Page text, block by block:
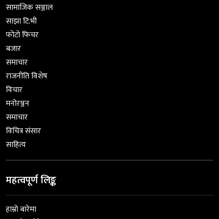
सामाजिक सञ्जाल
साझा टि.भी
फोटो फिचर
बजार
समाचार
राजनीति विशेष
विचार
मनोरञ्जन
समाचार
विचित्र संसार
साहित्य
महत्वपूर्ण लिङ्क
हाम्रो बारेमा